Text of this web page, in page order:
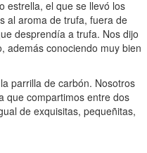
estrella, el que se llevó los
al aroma de trufa, fuera de
desprendía a trufa. Nos dijo
además conociendo muy bien
parrilla de carbón. Nosotros
que compartimos entre dos
de exquisitas, pequeñitas,